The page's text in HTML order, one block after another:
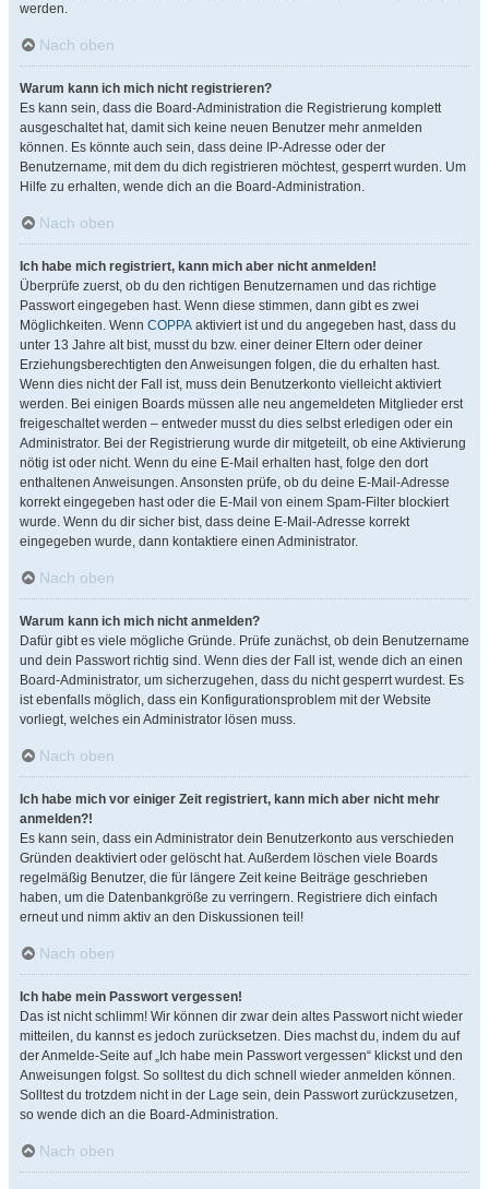
werden.
Nach oben
Warum kann ich mich nicht registrieren?
Es kann sein, dass die Board-Administration die Registrierung komplett
ausgeschaltet hat, damit sich keine neuen Benutzer mehr anmelden
können. Es könnte auch sein, dass deine IP-Adresse oder der
Benutzername, mit dem du dich registrieren möchtest, gesperrt wurden. Um
Hilfe zu erhalten, wende dich an die Board-Administration.
Nach oben
Ich habe mich registriert, kann mich aber nicht anmelden!
Überprüfe zuerst, ob du den richtigen Benutzernamen und das richtige
Passwort eingegeben hast. Wenn diese stimmen, dann gibt es zwei
Möglichkeiten. Wenn COPPA aktiviert ist und du angegeben hast, dass du
unter 13 Jahre alt bist, musst du bzw. einer deiner Eltern oder deiner
Erziehungsberechtigten den Anweisungen folgen, die du erhalten hast.
Wenn dies nicht der Fall ist, muss dein Benutzerkonto vielleicht aktiviert
werden. Bei einigen Boards müssen alle neu angemeldeten Mitglieder erst
freigeschaltet werden – entweder musst du dies selbst erledigen oder ein
Administrator. Bei der Registrierung wurde dir mitgeteilt, ob eine Aktivierung
nötig ist oder nicht. Wenn du eine E-Mail erhalten hast, folge den dort
enthaltenen Anweisungen. Ansonsten prüfe, ob du deine E-Mail-Adresse
korrekt eingegeben hast oder die E-Mail von einem Spam-Filter blockiert
wurde. Wenn du dir sicher bist, dass deine E-Mail-Adresse korrekt
eingegeben wurde, dann kontaktiere einen Administrator.
Nach oben
Warum kann ich mich nicht anmelden?
Dafür gibt es viele mögliche Gründe. Prüfe zunächst, ob dein Benutzername
und dein Passwort richtig sind. Wenn dies der Fall ist, wende dich an einen
Board-Administrator, um sicherzugehen, dass du nicht gesperrt wurdest. Es
ist ebenfalls möglich, dass ein Konfigurationsproblem mit der Website
vorliegt, welches ein Administrator lösen muss.
Nach oben
Ich habe mich vor einiger Zeit registriert, kann mich aber nicht mehr
anmelden?!
Es kann sein, dass ein Administrator dein Benutzerkonto aus verschieden
Gründen deaktiviert oder gelöscht hat. Außerdem löschen viele Boards
regelmäßig Benutzer, die für längere Zeit keine Beiträge geschrieben
haben, um die Datenbankgröße zu verringern. Registriere dich einfach
erneut und nimm aktiv an den Diskussionen teil!
Nach oben
Ich habe mein Passwort vergessen!
Das ist nicht schlimm! Wir können dir zwar dein altes Passwort nicht wieder
mitteilen, du kannst es jedoch zurücksetzen. Dies machst du, indem du auf
der Anmelde-Seite auf „Ich habe mein Passwort vergessen“ klickst und den
Anweisungen folgst. So solltest du dich schnell wieder anmelden können.
Solltest du trotzdem nicht in der Lage sein, dein Passwort zurückzusetzen,
so wende dich an die Board-Administration.
Nach oben